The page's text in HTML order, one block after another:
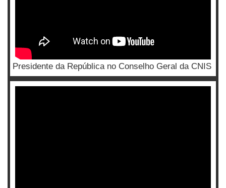
Presidente da República no Conselho Geral da CNIS